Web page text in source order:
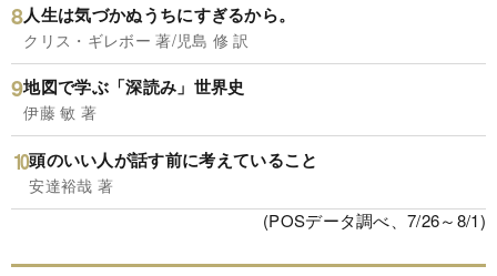
人生は気づかぬうちにすぎるから。
クリス・ギレボー 著/児島 修 訳
地図で学ぶ「深読み」世界史
伊藤 敏 著
頭のいい人が話す前に考えていること
安達裕哉 著
(POSデータ調べ、7/26～8/1)